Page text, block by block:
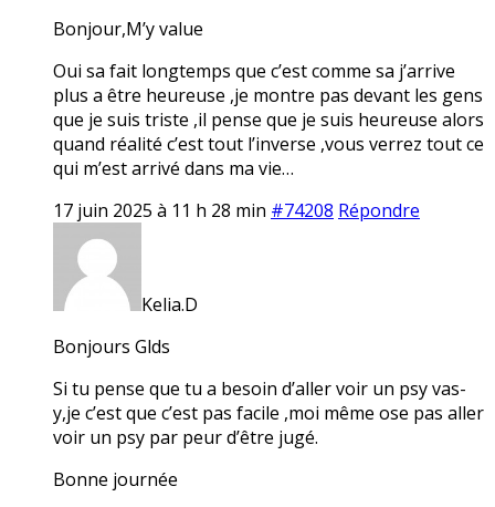
Bonjour,M’y value
Oui sa fait longtemps que c’est comme sa j’arrive
plus a être heureuse ,je montre pas devant les gens
que je suis triste ,il pense que je suis heureuse alors
quand réalité c’est tout l’inverse ,vous verrez tout ce
qui m’est arrivé dans ma vie…
17 juin 2025 à 11 h 28 min #74208 Répondre
Kelia.D
Bonjours Glds
Si tu pense que tu a besoin d’aller voir un psy vas-
y,je c’est que c’est pas facile ,moi même ose pas aller
voir un psy par peur d’être jugé.
Bonne journée